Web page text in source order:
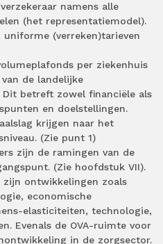
namens alle
(het representatiemodel).
uniforme (verreken)tarieven
per ziekenhuis
de landelijke
betreft zowel financiële als
en doelstellingen.
krijgen naar het
(Zie punt 1)
zijn de ramingen van de
(Zie hoofdstuk VII).
zijn ontwikkelingen zoals
economische
elasticiteiten, technologie,
Evenals de OVA-ruimte voor
in de zorgsector.